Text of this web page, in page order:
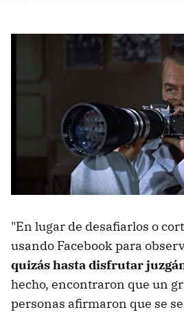
"En lugar de desafiarlos o
usando Facebook para
quizás hasta disfrutar
hecho, encontraron que un
personas afirmaron que se